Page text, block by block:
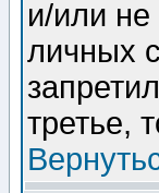
и/или
личных
третье,